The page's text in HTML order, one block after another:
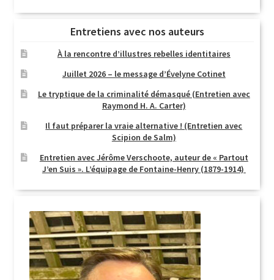
Entretiens avec nos auteurs
À la rencontre d’illustres rebelles identitaires
Juillet 2026 – le message d’Évelyne Cotinet
Le tryptique de la criminalité démasqué (Entretien avec
Raymond H. A. Carter)
Il faut préparer la vraie alternative ! (Entretien avec
Scipion de Salm)
Entretien avec Jérôme Verschoote, auteur de « Partout
J’en Suis ». L’équipage de Fontaine-Henry (1879-1914)